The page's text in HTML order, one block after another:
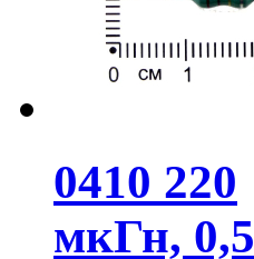
0410 220
мкГн, 0,5